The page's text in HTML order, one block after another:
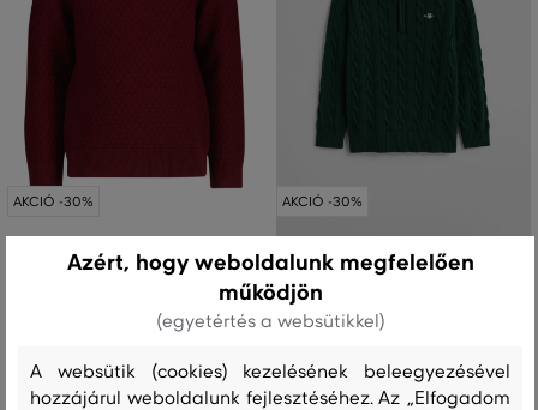
AKCIÓ -30%
PULÓVER GANT MICRO TEXTURE
52 990 Ft
Elérhető méretek:
98/104, 110/116 122/128
AKCIÓ -30%
PULÓVER GANT COTTON CABLE
HALF ZIP
Elérhető méretek:
92 98/104 , 110/116 , 122/128
Azért, hogy weboldalunk megfelelően
működjön
(egyetértés a websütikkel)
A websütik (cookies) kezelésének beleegyezésével
hozzájárul weboldalunk fejlesztéséhez. Az „Elfogadom